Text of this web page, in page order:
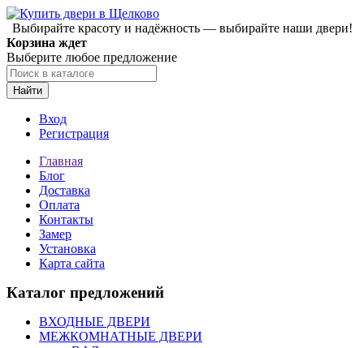
Выбирайте красоту и надёжность — выбирайте наши двери!
Корзина ждет
Выберите любое предложение
Найти
Вход
Регистрация
Главная
Блог
Доставка
Оплата
Контакты
Замер
Установка
Карта сайта
Каталог предложений
ВХОДНЫЕ ДВЕРИ
МЕЖКОМНАТНЫЕ ДВЕРИ